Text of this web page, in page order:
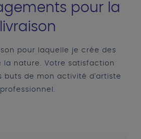
pour la
livraison
pour laquelle je crée des
la nature. Votre satisfaction
buts de mon activité d'artiste
professionnel.